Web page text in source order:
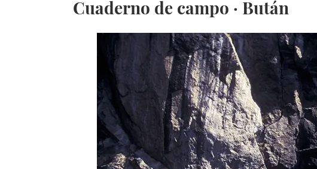
Cuaderno de campo · Bután